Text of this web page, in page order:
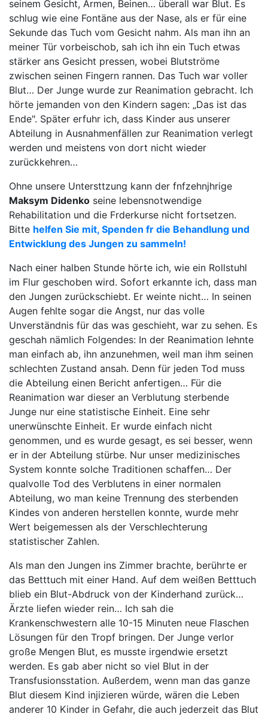
seinem Gesicht, Armen, Beinen… überall war Blut. Es
schlug wie eine Fontäne aus der Nase, als er für eine
Sekunde das Tuch vom Gesicht nahm. Als man ihn an
meiner Tür vorbeischob, sah ich ihn ein Tuch etwas
stärker ans Gesicht pressen, wobei Blutströme
zwischen seinen Fingern rannen. Das Tuch war voller
Blut… Der Junge wurde zur Reanimation gebracht. Ich
hörte jemanden von den Kindern sagen: „Das ist das
Ende". Später erfuhr ich, dass Kinder aus unserer
Abteilung in Ausnahmenfällen zur Reanimation verlegt
werden und meistens von dort nicht wieder
zurückkehren…
Ohne unsere Untersttzung kann der fnfzehnjhrige
Maksym Didenko seine lebensnotwendige
Rehabilitation und die Frderkurse nicht fortsetzen.
Bitte helfen Sie mit, Spenden fr die Behandlung und
Entwicklung des Jungen zu sammeln!
Nach einer halben Stunde hörte ich, wie ein Rollstuhl
im Flur geschoben wird. Sofort erkannte ich, dass man
den Jungen zurückschiebt. Er weinte nicht… In seinen
Augen fehlte sogar die Angst, nur das volle
Unverständnis für das was geschieht, war zu sehen. Es
geschah nämlich Folgendes: In der Reanimation lehnte
man einfach ab, ihn anzunehmen, weil man ihm seinen
schlechten Zustand ansah. Denn für jeden Tod muss
die Abteilung einen Bericht anfertigen… Für die
Reanimation war dieser an Verblutung sterbende
Junge nur eine statistische Einheit. Eine sehr
unerwünschte Einheit. Er wurde einfach nicht
genommen, und es wurde gesagt, es sei besser, wenn
er in der Abteilung stürbe. Nur unser medizinisches
System konnte solche Traditionen schaffen… Der
qualvolle Tod des Verblutens in einer normalen
Abteilung, wo man keine Trennung des sterbenden
Kindes von anderen herstellen konnte, wurde mehr
Wert beigemessen als der Verschlechterung
statistischer Zahlen.
Als man den Jungen ins Zimmer brachte, berührte er
das Betttuch mit einer Hand. Auf dem weißen Betttuch
blieb ein Blut-Abdruck von der Kinderhand zurück…
Ärzte liefen wieder rein… Ich sah die
Krankenschwestern alle 10-15 Minuten neue Flaschen
Lösungen für den Tropf bringen. Der Junge verlor
große Mengen Blut, es musste irgendwie ersetzt
werden. Es gab aber nicht so viel Blut in der
Transfusionsstation. Außerdem, wenn man das ganze
Blut diesem Kind injizieren würde, wären die Leben
anderer 10 Kinder in Gefahr, die auch jederzeit das Blut